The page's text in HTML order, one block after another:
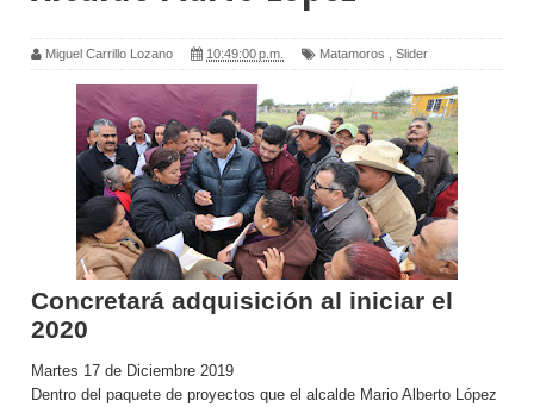
Miguel Carrillo Lozano 10:49:00 p.m. Matamoros Slider
Concretará adquisición al iniciar el
2020
Martes 17 de Diciembre 2019
Dentro del paquete de proyectos que el alcalde Mario Alberto López